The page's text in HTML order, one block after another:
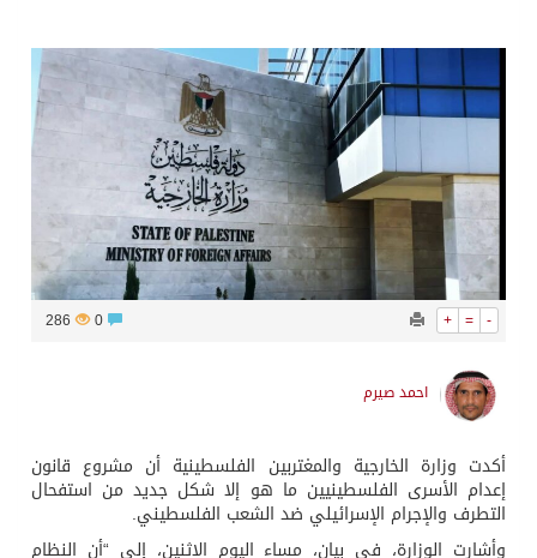
التحالف يعزي الحكومة اليمنية في استشهاد قوات يمنية جراء هجوم حوثي غادر
حالة الطقس المتوقعة اليوم في المملكة
إجتماع المكتب التعريفي للمتقاعدين بالصوارمة-مركز الحكامية
+ = -
286
احمد صيرم
أكدت وزارة الخارجية والمغتربين الفلسطينية أن مشروع قانون
إعدام الأسرى الفلسطينيين ما هو إلا شكل جديد من استفحال
التطرف والإجرام الإسرائيلي ضد الشعب الفلسطيني.
وأشارت الوزارة، في بيان، مساء اليوم الاثنين، إلى “أن النظام